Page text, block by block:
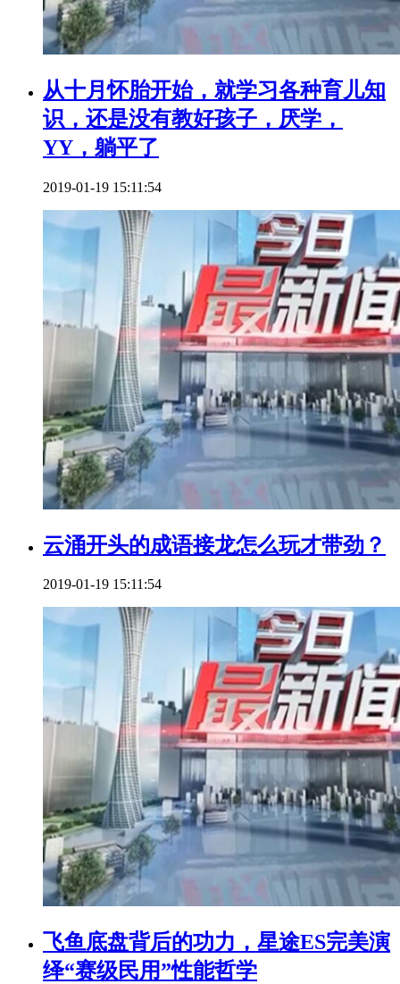
从十月怀胎开始，就学习各种育儿知
识，还是没有教好孩子，厌学，
YY，躺平了
2019-01-19 15:11:54
云涌开头的成语接龙怎么玩才带劲？
2019-01-19 15:11:54
飞鱼底盘背后的功力，星途ES完美演
绎“赛级民用”性能哲学